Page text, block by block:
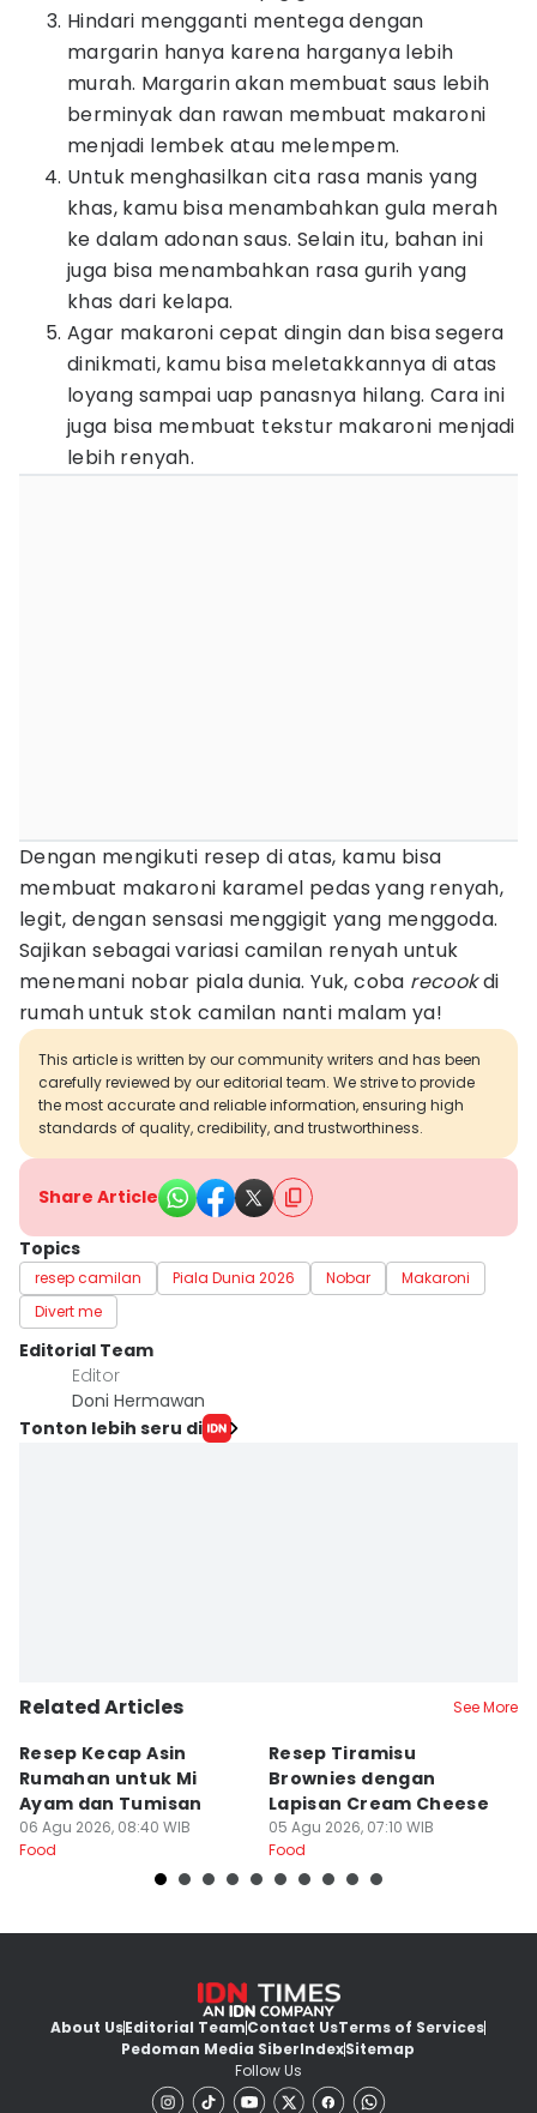
Hindari mengganti mentega dengan
margarin hanya karena harganya lebih
murah. Margarin akan membuat saus lebih
berminyak dan rawan membuat makaroni
menjadi lembek atau melempem.
Untuk menghasilkan cita rasa manis yang
khas, kamu bisa menambahkan gula merah
ke dalam adonan saus. Selain itu, bahan ini
juga bisa menambahkan rasa gurih yang
khas dari kelapa.
Agar makaroni cepat dingin dan bisa segera
dinikmati, kamu bisa meletakkannya di atas
loyang sampai uap panasnya hilang. Cara ini
juga bisa membuat tekstur makaroni menjadi
lebih renyah.
Dengan mengikuti resep di atas, kamu bisa
membuat makaroni karamel pedas yang renyah,
legit, dengan sensasi menggigit yang menggoda.
Sajikan sebagai variasi camilan renyah untuk
menemani nobar piala dunia. Yuk, coba recookdi
rumah untuk stok camilan nanti malam ya!
This article is written by our community writers and has been
carefully reviewed by our editorial team. We strive to provide
the most accurate and reliable information, ensuring high
standards of quality, credibility, and trustworthiness.
Share Article
Topics
resep camilan Piala Dunia 2026 Nobar
Makaroni
Divert me
Editorial Team
Editor
Doni Hermawan
Tonton lebih seru di
Related Articles See More
Resep Kecap Asin
Rumahan untuk Mi
Ayam dan Tumisan
06 Agu 2026, 08:40 WIB
Food
Resep Tiramisu
Brownies dengan
Lapisan Cream Cheese
05 Agu 2026, 07:10 WIB
Food
About UsEditorial TeamContact UsTerms of Services
Pedoman Media SiberIndexSitemap
Follow Us